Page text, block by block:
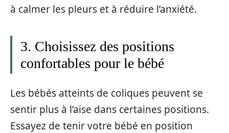
à calmer les pleurs et à réduire l’anxiété.
3. Choisissez des positions
confortables pour le bébé
Les bébés atteints de coliques peuvent se
sentir plus à l’aise dans certaines positions.
Essayez de tenir votre bébé en position